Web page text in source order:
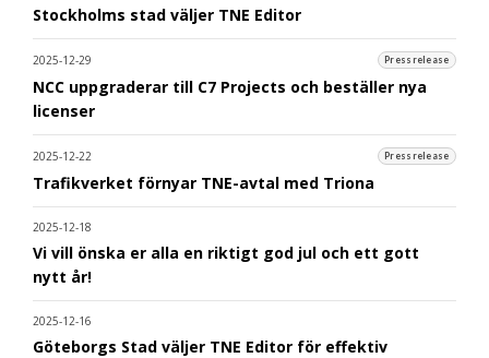
Stockholms stad väljer TNE Editor
2025-12-29 Pressrelease
NCC uppgraderar till C7 Projects och beställer nya
licenser
2025-12-22 Pressrelease
Trafikverket förnyar TNE-avtal med Triona
2025-12-18
Vi vill önska er alla en riktigt god jul och ett gott
nytt år!
2025-12-16
Göteborgs Stad väljer TNE Editor för effektiv